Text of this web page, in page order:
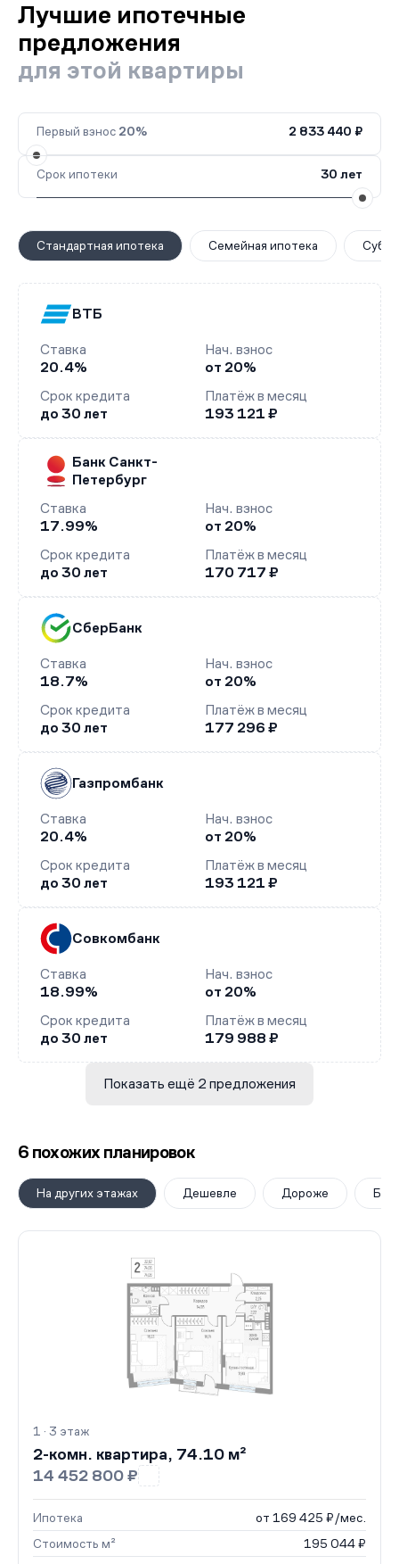
Лучшие ипотечные
предложения
для этой квартиры
Первый взнос 20% 2 833 440 ₽
Срок ипотеки 30 лет
Стандартная ипотека Семейная ипотека
ВТБ
Ставка
20.4%
Нач. взнос
от 20%
Срок кредита
до 30 лет
Платёж в месяц
193 121 ₽
Банк Санкт-
Петербург
Ставка
17.99%
Нач. взнос
от 20%
Срок кредита
до 30 лет
Платёж в месяц
170 717 ₽
СберБанк
Ставка
18.7%
Нач. взнос
от 20%
Срок кредита
до 30 лет
Платёж в месяц
177 296 ₽
Газпромбанк
Ставка
20.4%
Нач. взнос
от 20%
Срок кредита
до 30 лет
Платёж в месяц
193 121 ₽
Совкомбанк
Ставка
18.99%
Нач. взнос
от 20%
Срок кредита
до 30 лет
Платёж в месяц
179 988 ₽
Показать ещё 2 предложения
6 похожих планировок
На других этажах Дешевле Дороже
1 · 3 этаж
2-комн. квартира, 74.10 м²
14 452 800 ₽
Ипотека
от 169 425 ₽/мес.
Стоимость м²
195 044 ₽